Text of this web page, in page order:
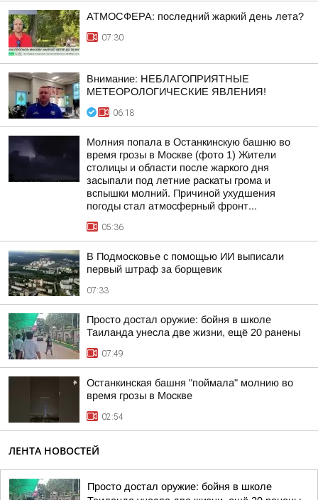
АТМОСФЕРА: последний жаркий день лета?
07:30
Внимание: НЕБЛАГОПРИЯТНЫЕ
МЕТЕОРОЛОГИЧЕСКИЕ ЯВЛЕНИЯ!
06:18
Молния попала в Останкинскую башню во
время грозы в Москве (фото 1) Жители
столицы и области после жаркого дня
засыпали под летние раскаты грома и
вспышки молний. Причиной ухудшения
погоды стал атмосферный фронт...
05:36
В Подмосковье с помощью ИИ выписали
первый штраф за борщевик
07:33
Просто достал оружие: бойня в школе
Таиланда унесла две жизни, ещё 20 ранены
07:49
Останкинская башня "поймала" молнию во
время грозы в Москве
02:54
ЛЕНТА НОВОСТЕЙ
Просто достал оружие: бойня в школе